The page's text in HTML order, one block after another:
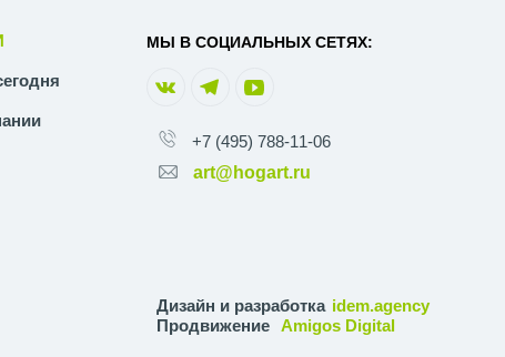
МЫ В СОЦИАЛЬНЫХ СЕТЯХ:
+7 (495) 788-11-06
art@hogart.ru
Дизайн и разработка idem.agency
Продвижение Amigos Digital